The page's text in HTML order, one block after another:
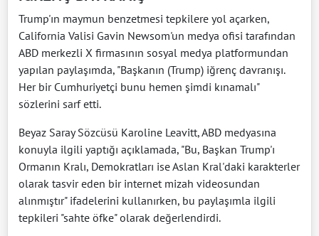
Trump'ın maymun benzetmesi tepkilere yol açarken,
California Valisi Gavin Newsom'un medya ofisi tarafından
ABD merkezli X firmasının sosyal medya platformundan
yapılan paylaşımda, "Başkanın (Trump) iğrenç davranışı.
Her bir Cumhuriyetçi bunu hemen şimdi kınamalı"
sözlerini sarf etti.
Beyaz Saray Sözcüsü Karoline Leavitt, ABD medyasına
konuyla ilgili yaptığı açıklamada, "Bu, Başkan Trump'ı
Ormanın Kralı, Demokratları ise Aslan Kral'daki karakterler
olarak tasvir eden bir internet mizah videosundan
alınmıştır" ifadelerini kullanırken, bu paylaşımla ilgili
tepkileri "sahte öfke" olarak değerlendirdi.